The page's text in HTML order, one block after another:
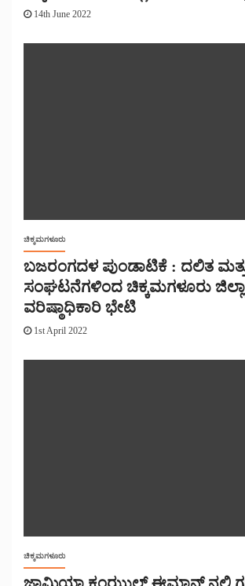
14th June 2022
ಚಿಕ್ಕಮಗಳೂರು
ಬಜರಂಗದಳ ಪುಂಡಾಟಿಕೆ : ದಲಿತ
ಸಂಘಟನೆಗಳಿಂದ ಚಿಕ್ಕಮಗಳೂರು
ವರಿಷ್ಠಾಧಿಕಾರಿ ಭೇಟಿ
1st April 2022
ಚಿಕ್ಕಮಗಳೂರು